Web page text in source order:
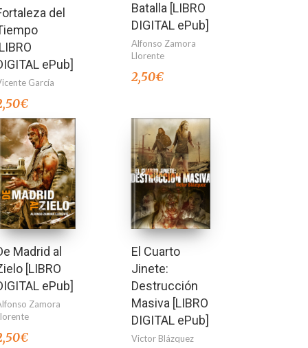
del
ePub]
García
€
Batalla [LIBRO
DIGITAL ePub]
Alfonso Zamora
Llorente
2,50€
Madrid al
[LIBRO
ePub]
Zamora
€
El Cuarto
Jinete:
Destrucción
Masiva [LIBRO
DIGITAL ePub]
Victor Blázquez